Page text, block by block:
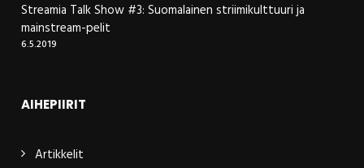
Streamia Talk Show #3: Suomalainen striimikulttuuri ja
mainstream-pelit
6.5.2019
AIHEPIIRIT
Artikkelit